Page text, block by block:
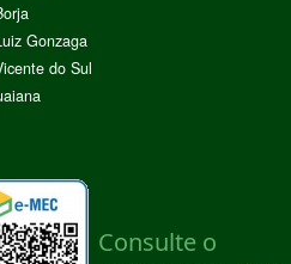
Gonzaga
do Sul